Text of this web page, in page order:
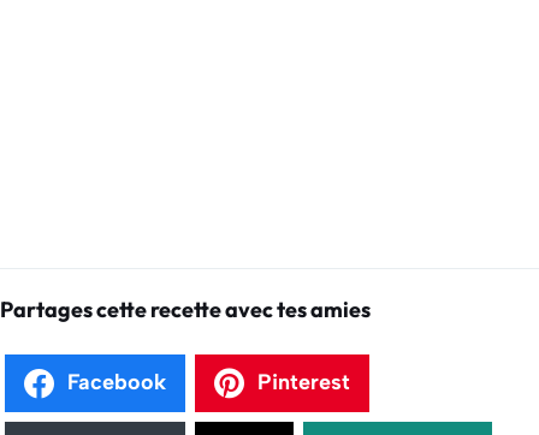
Partages cette recette avec tes amies
Facebook Pinterest